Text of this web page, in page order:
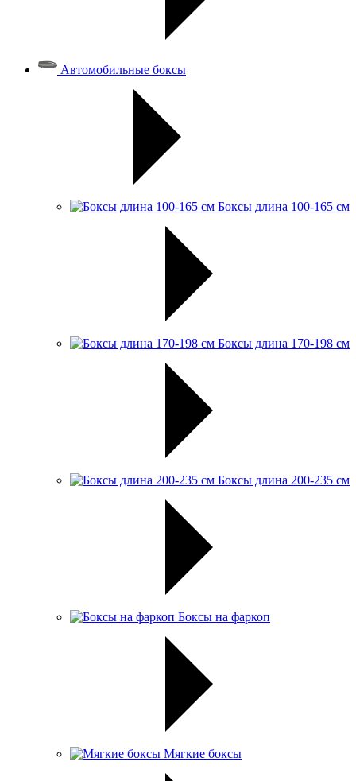
Автомобильные боксы
Боксы длина 100-165 см
Боксы длина 170-198 см
Боксы длина 200-235 см
Боксы на фаркоп
Мягкие боксы